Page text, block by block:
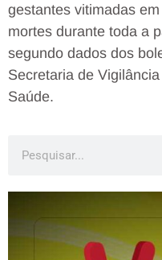
gestantes vitimadas
mortes durante toda a
segundo dados dos
Secretaria de
Saúde.